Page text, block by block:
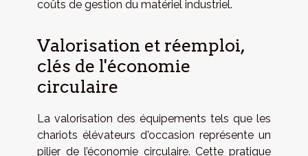
coûts de gestion du matériel industriel.
Valorisation et réemploi,
clés de l'économie
circulaire
La valorisation des équipements tels que les
chariots élévateurs d'occasion représente un
pilier de l’économie circulaire. Cette pratique